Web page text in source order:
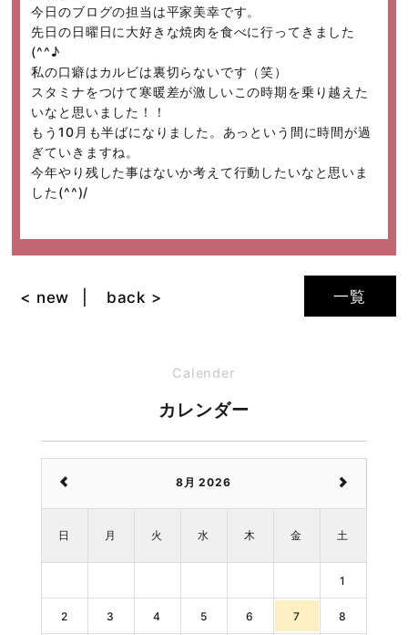
今日のブログの担当は平家美幸です。
先日の日曜日に大好きな焼肉を食べに行ってきました
(^^♪
私の口癖はカルビは裏切らないです（笑）
スタミナをつけて寒暖差が激しいこの時期を乗り越えた
いなと思いました！！
もう10月も半ばになりました。あっという間に時間が過
ぎていきますね。
今年やり残した事はないか考えて行動したいなと思いま
した(^^)/
一覧
< new back >
Calender
カレンダー
8月 2026
日 月 火 水 木 金 土
1
2 3 4 5 6 7 8